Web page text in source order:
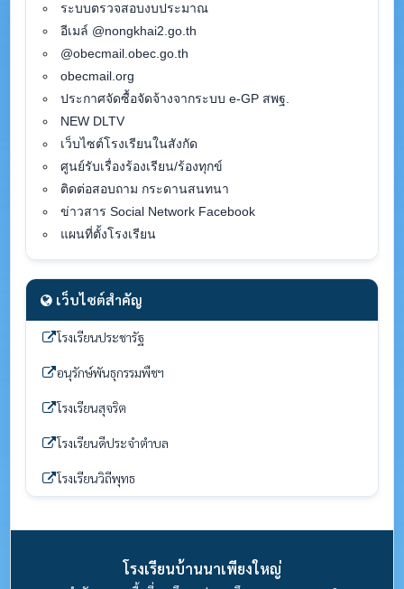
ระบบตรวจสอบงบประมาณ
อีเมล์ @nongkhai2.go.th
@obecmail.obec.go.th
obecmail.org
ประกาศจัดซื้อจัดจ้างจากระบบ e-GP สพฐ.
NEW DLTV
เว็บไซต์โรงเรียนในสังกัด
ศูนย์รับเรื่องร้องเรียน/ร้องทุกข์
ติดต่อสอบถาม กระดานสนทนา
ข่าวสาร Social Network Facebook
แผนที่ตั้งโรงเรียน
เว็บไซต์สำคัญ
โรงเรียนประชารัฐ
อนุรักษ์พันธุกรรมพืชฯ
โรงเรียนสุจริต
โรงเรียนดีประจำตำบล
โรงเรียนวิถีพุทธ
โรงเรียนบ้านนาเพียงใหญ่